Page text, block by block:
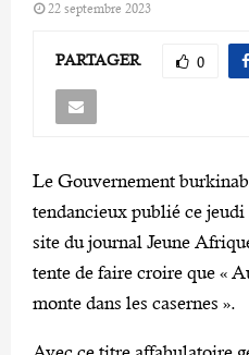
22 septembre 2023
PARTAGER 0
Le Gouvernement
tendancieux publié ce
site du journal Jeune
tente de faire croire que «
monte dans les casernes ».